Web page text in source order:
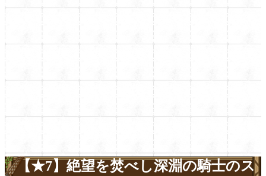
【★7】絶望を焚べし深淵の騎士のス